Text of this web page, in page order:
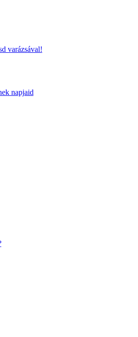
varázsával!
napjaid